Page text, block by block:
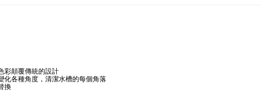
彩顛覆傳統的設計
化各種角度，清潔水槽的每個角落
換